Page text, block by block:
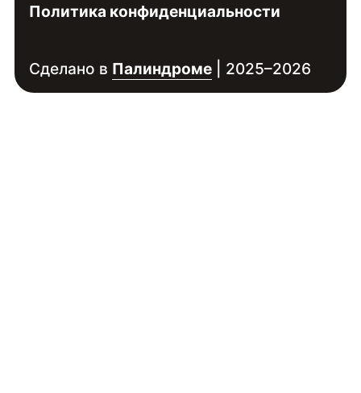
Политика конфиденциальности
Сделано в Палиндроме| 2025–2026